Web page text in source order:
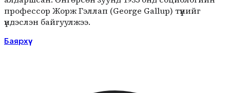
профессор Жорж Гэллап (George Gallup) түүнийг
үндэслэн байгуулжээ.
Баярхүү